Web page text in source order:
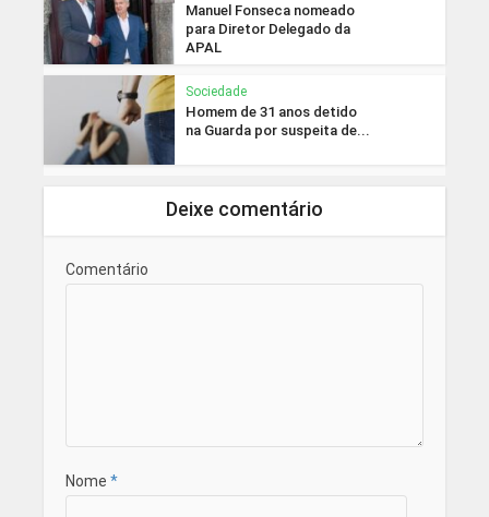
Manuel Fonseca nomeado
para Diretor Delegado da
APAL
Sociedade
Homem de 31 anos detido
na Guarda por suspeita de...
Deixe comentário
Comentário
Nome *